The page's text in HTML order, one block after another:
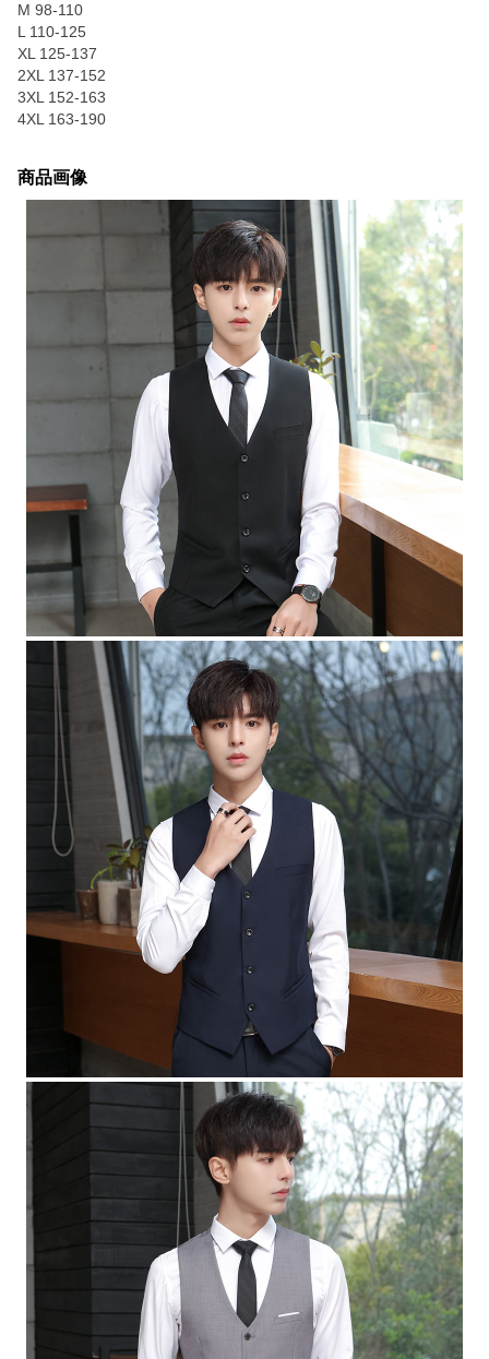
M 98-110
L 110-125
XL 125-137
2XL 137-152
3XL 152-163
4XL 163-190
商品画像